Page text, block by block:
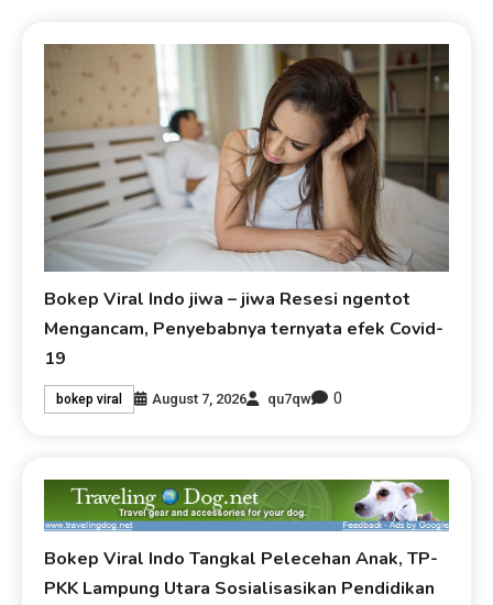
Bokep Viral Indo jiwa – jiwa Resesi ngentot
Mengancam, Penyebabnya ternyata efek Covid-
19
bokep viral August 7, 2026 qu7qw 0
Bokep Viral Indo Tangkal Pelecehan Anak, TP-
PKK Lampung Utara Sosialisasikan Pendidikan